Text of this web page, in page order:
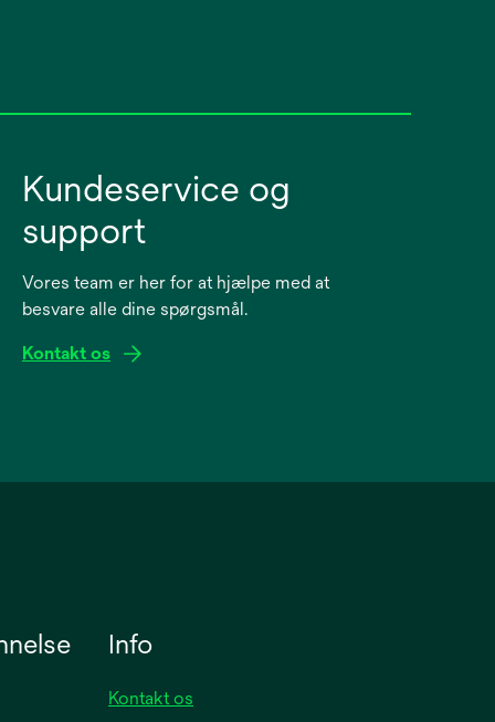
Kundeservice og
support
Vores team er her for at hjælpe med at
besvare alle dine spørgsmål.
Kontakt os
Info
Kontakt os